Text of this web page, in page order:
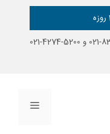
و 5200-4274-021
فهرست